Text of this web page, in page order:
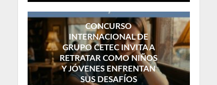
CONCURSO
INTERNACIONAL DE
GRUPO CETEC INVITA A
RETRATAR COMO NIÑOS
Y JÓVENES ENFRENTAN
SUS DESAFÍOS